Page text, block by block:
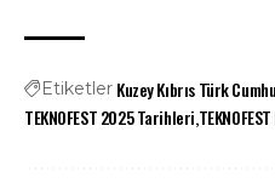
Etiketler Kuzey Kıbrıs Türk
TEKNOFEST 2025 Tarihleri